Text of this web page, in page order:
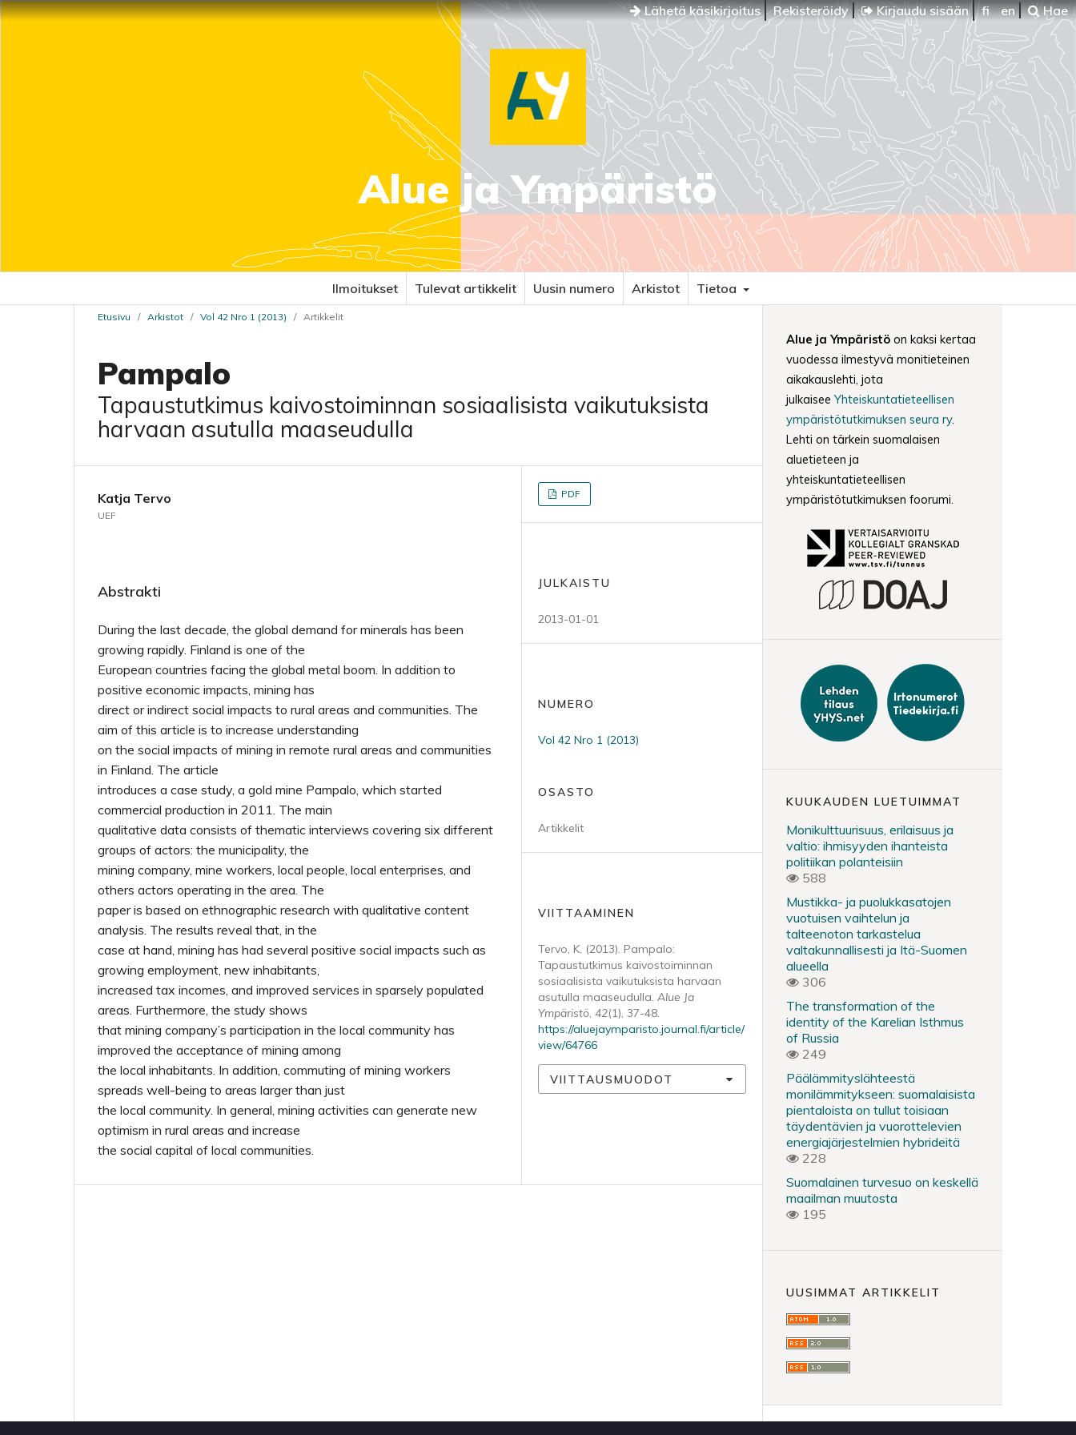
Lähetä käsikirjoitus Rekisteröidy Kirjaudu sisään fi en Hae
Alue ja Ympäristö
Ilmoitukset Tulevat artikkelit Uusin numero Arkistot Tietoa
Etusivu / Arkistot / Vol 42 Nro 1 (2013) / Artikkelit
Pampalo
Tapaustutkimus kaivostoiminnan sosiaalisista vaikutuksista
harvaan asutulla maaseudulla
Katja Tervo
UEF
Abstrakti
During the last decade, the global demand for minerals has been
growing rapidly. Finland is one of the
European countries facing the global metal boom. In addition to
positive economic impacts, mining has
direct or indirect social impacts to rural areas and communities. The
aim of this article is to increase understanding
on the social impacts of mining in remote rural areas and communities
in Finland. The article
introduces a case study, a gold mine Pampalo, which started
commercial production in 2011. The main
qualitative data consists of thematic interviews covering six different
groups of actors: the municipality, the
mining company, mine workers, local people, local enterprises, and
others actors operating in the area. The
paper is based on ethnographic research with qualitative content
analysis. The results reveal that, in the
case at hand, mining has had several positive social impacts such as
growing employment, new inhabitants,
increased tax incomes, and improved services in sparsely populated
areas. Furthermore, the study shows
that mining company’s participation in the local community has
improved the acceptance of mining among
the local inhabitants. In addition, commuting of mining workers
spreads well-being to areas larger than just
the local community. In general, mining activities can generate new
optimism in rural areas and increase
the social capital of local communities.
PDF
JULKAISTU
2013-01-01
NUMERO
Vol 42 Nro 1 (2013)
OSASTO
Artikkelit
VIITTAAMINEN
Tervo, K. (2013). Pampalo:
Tapaustutkimus kaivostoiminnan
sosiaalisista vaikutuksista harvaan
asutulla maaseudulla. Alue Ja
Ympäristö, 42(1), 37-48.
https://aluejaymparisto.journal.fi/article/
view/64766
VIITTAUSMUODOT
Alue ja Ympäristö on kaksi kertaa
vuodessa ilmestyvä monitieteinen
aikakauslehti, jota
julkaisee Yhteiskuntatieteellisen
ympäristötutkimuksen seura ry.
Lehti on tärkein suomalaisen
aluetieteen ja
yhteiskuntatieteellisen
ympäristötutkimuksen foorumi.
KUUKAUDEN LUETUIMMAT
Monikulttuurisuus, erilaisuus ja
valtio: ihmisyyden ihanteista
politiikan polanteisiin
588
Mustikka- ja puolukkasatojen
vuotuisen vaihtelun ja
talteenoton tarkastelua
valtakunnallisesti ja Itä-Suomen
alueella
306
The transformation of the
identity of the Karelian Isthmus
of Russia
249
Päälämmityslähteestä
monilämmitykseen: suomalaisista
pientaloista on tullut toisiaan
täydentävien ja vuorottelevien
energiajärjestelmien hybrideitä
228
Suomalainen turvesuo on keskellä
maailman muutosta
195
UUSIMMAT ARTIKKELIT